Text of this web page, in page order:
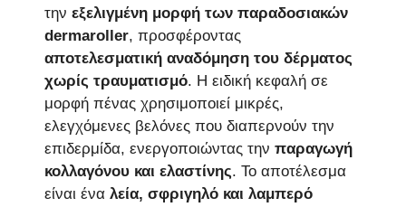
την εξελιγμένη μορφή των παραδοσιακών
dermaroller, προσφέροντας
αποτελεσματική αναδόμηση του δέρματος
χωρίς τραυματισμό. Η ειδική κεφαλή σε
μορφή πένας χρησιμοποιεί μικρές,
ελεγχόμενες βελόνες που διαπερνούν την
επιδερμίδα, ενεργοποιώντας την παραγωγή
κολλαγόνου και ελαστίνης. Το αποτέλεσμα
είναι ένα λεία, σφριγηλό και λαμπερό